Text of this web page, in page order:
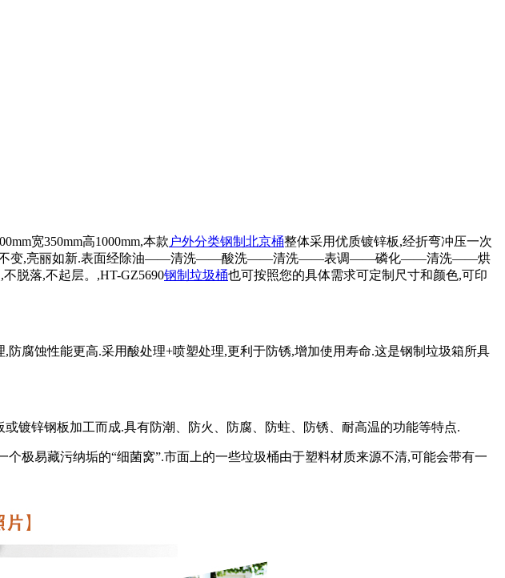
宽350mm高1000mm,本款 户外分类钢制北京桶整体采用优质镀锌板,经折弯冲压一次
持久不变,亮丽如新.表面经除油——清洗——酸洗——清洗——表调——磷化——清洗——烘
脱落,不起层。,HT-GZ5690钢制垃圾桶也可按照您的具体需求可定制尺寸和颜色,可印
腐蚀性能更高.采用酸处理+喷塑处理,更利于防锈,增加使用寿命.这是钢制垃圾箱所具
镀锌钢板加工而成.具有防潮、防火、防腐、防蛀、防锈、耐高温的功能等特点.
极易藏污纳垢的“细菌窝”.市面上的一些垃圾桶由于塑料材质来源不清,可能会带有一